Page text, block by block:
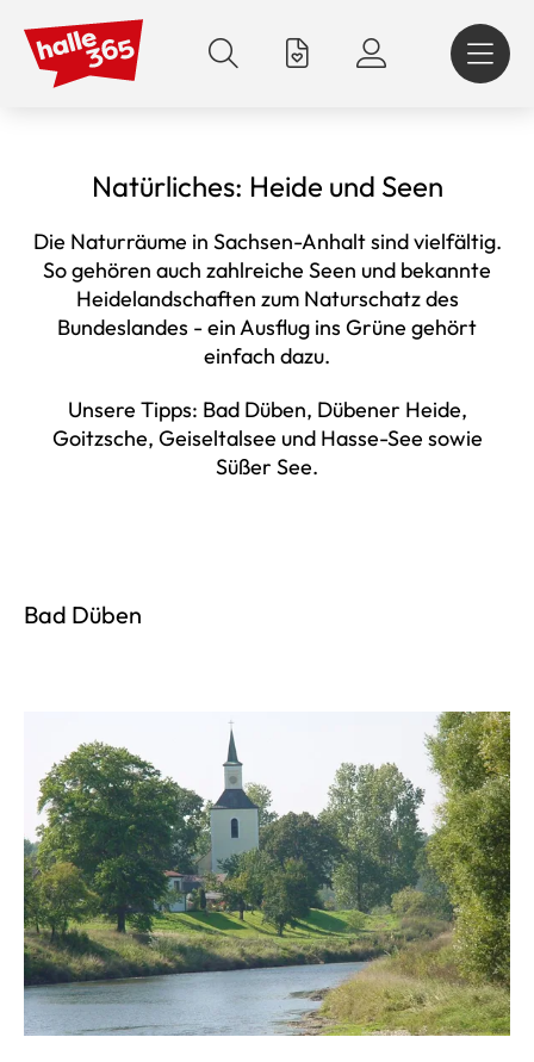
zum
Inhalt
Natürliches: Heide und Seen
Die Naturräume in Sachsen-Anhalt sind vielfältig.
So gehören auch zahlreiche Seen und bekannte
Heidelandschaften zum Naturschatz des
Bundeslandes - ein Ausflug ins Grüne gehört
einfach dazu.
Unsere Tipps: Bad Düben, Dübener Heide,
Goitzsche, Geiseltalsee und Hasse-See sowie
Süßer See.
Bad Düben